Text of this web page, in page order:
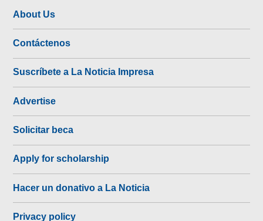
About Us
Contáctenos
Suscríbete a La Noticia Impresa
Advertise
Solicitar beca
Apply for scholarship
Hacer un donativo a La Noticia
Privacy policy